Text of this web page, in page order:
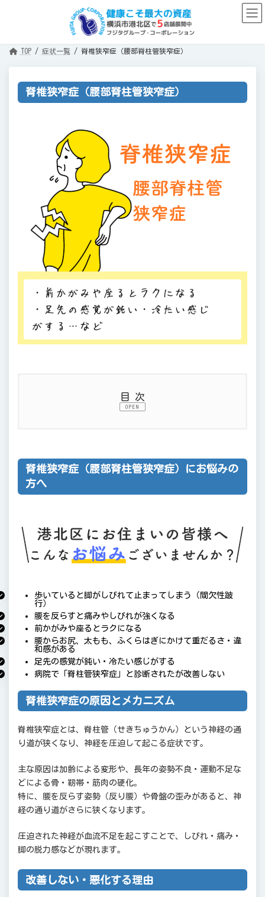
へ
ョ
TOP 症状一覧 脊椎狭窄症（腰部脊柱管狭窄症）
脊椎狭窄症（腰部脊柱管狭窄症）
目次
OPEN
3.脊椎狭窄症の原因とメカニズム
4.改善しない・悪化する理由
6. よくある質問 Q&A
7. メッセージ｜健康こそ最大の資産
9.
10.港北区フジタグループ特徴
10.1.原因を究明し根本から改善
10.2.整形外科や、法律事務所と提携している
10.3.交通事故治療のプロフェッショナル
10.4.クリーンでリラックスできる空間
10.5.丁寧なカウンセリングで安心感
10.6.国家資格を保有しているスタッフが多く
在籍
11.各院スタッフ紹介
13.港北区フジタグループ整骨院 ご案内
13.2.太尾町整骨院
脊椎狭窄症（腰部脊柱管狭窄症）にお悩みの
方へ
歩いていると脚がしびれて止まってしまう（間欠性跛
行）
腰を反らすと痛みやしびれが強くなる
前かがみや座るとラクになる
腰からお尻、太もも、ふくらはぎにかけて重だるさ・違
和感がある
足先の感覚が鈍い・冷たい感じがする
病院で「脊柱管狭窄症」と診断されたが改善しない
脊椎狭窄症の原因とメカニズム
脊椎狭窄症とは、脊柱管（せきちゅうかん）という神経の通
り道が狭くなり、神経を圧迫して起こる症状です。
主な原因は加齢による変形や、長年の姿勢不良・運動不足な
どによる骨・靭帯・筋肉の硬化。
特に、腰を反らす姿勢（反り腰）や骨盤の歪みがあると、神
経の通り道がさらに狭くなります。
圧迫された神経が血流不足を起こすことで、しびれ・痛み・
脚の脱力感などが現れます。
改善しない・悪化する理由